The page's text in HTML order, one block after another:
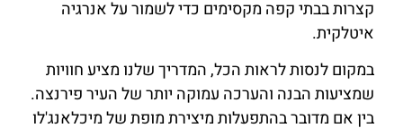
קצרות בבתי קפה מקסימים כדי לשמור על אנרגיה
איטלקית.
במקום לנסות לראות הכל, המדריך שלנו מציע חוויות
שמציעות הבנה והערכה עמוקה יותר של העיר פירנצה.
בין אם מדובר בהתפעלות מיצירת מופת של מיכלאנג'לו